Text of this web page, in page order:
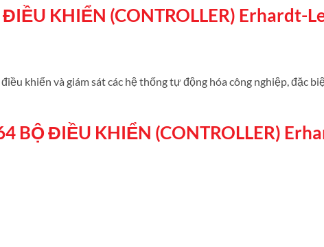
KHIỂN (CONTROLLER) Erhardt-
khiển và giám sát các hệ thống tự động hóa công nghiệp, đặc
BỘ ĐIỀU KHIỂN (CONTROLLER)